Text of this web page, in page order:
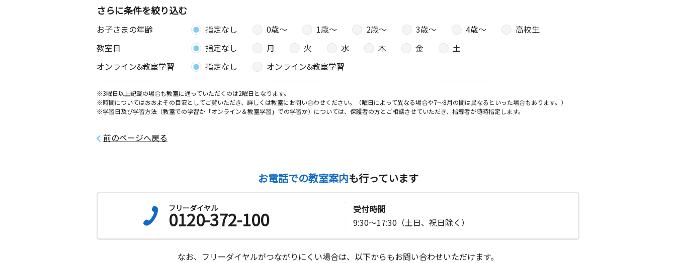
さらに条件を絞り込む
お子さまの年齢 指定なし 0歳〜 1歳〜 2歳〜 3歳〜 4歳〜
高校生
教室日
指定なし 月 火 水 木 金
土
オンライン&教室学習
指定なし オンライン&教室学習
※3曜日以上記載の場合も教室に通っていただくのは2曜日となります。
※時間についてはおおよその目安としてご覧いただき、詳しくは教室にお問い合わせください。（曜日によって異なる場合や7～8月の間は異なるといった場合もあります。）
※学習日及び学習方法（教室での学習か「オンライン＆教室学習」での学習か）については、保護者の方とご相談させていただき、指導者が随時指定します。
前のページへ戻る
お電話での教室案内も行っています
フリーダイヤル
0120-372-100
受付時間
9:30～17:30（土日、祝日除く）
なお、フリーダイヤルがつながりにくい場合は、以下からもお問い合わせいただけます。